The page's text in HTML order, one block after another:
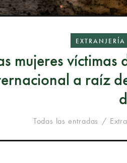
EXTRANJERÍA
mujeres
a raíz
Todas las entradas